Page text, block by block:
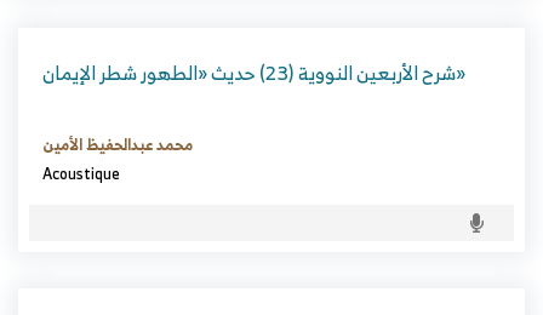
شرح الأربعين النووية (23) حديث «الطهور شطر الإيمان»
محمد عبدالحفيظ الأمين
Acoustique